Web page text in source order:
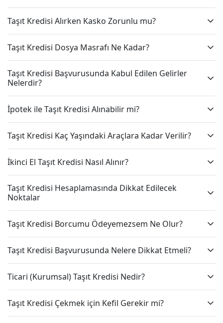
Taşıt Kredisi Alırken Kasko Zorunlu mu?
Taşıt Kredisi Dosya Masrafı Ne Kadar?
Taşıt Kredisi Başvurusunda Kabul Edilen Gelirler
Nelerdir?
İpotek ile Taşıt Kredisi Alınabilir mi?
Taşıt Kredisi Kaç Yaşındaki Araçlara Kadar Verilir?
İkinci El Taşıt Kredisi Nasıl Alınır?
Taşıt Kredisi Hesaplamasında Dikkat Edilecek
Noktalar
Taşıt Kredisi Borcumu Ödeyemezsem Ne Olur?
Taşıt Kredisi Başvurusunda Nelere Dikkat Etmeli?
Ticari (Kurumsal) Taşıt Kredisi Nedir?
Taşıt Kredisi Çekmek için Kefil Gerekir mi?